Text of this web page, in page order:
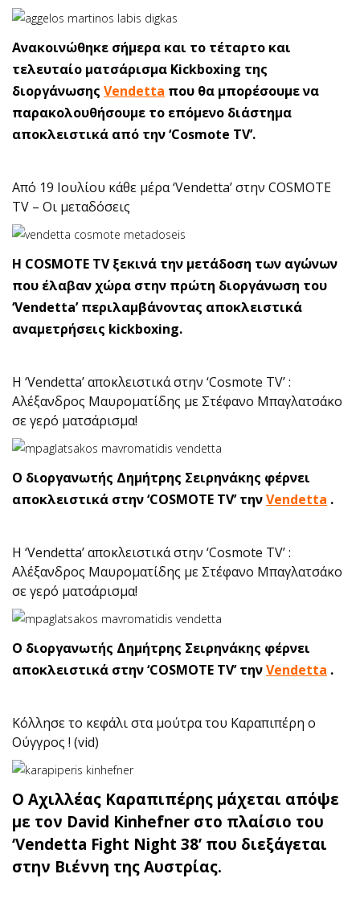
Ανακοινώθηκε σήμερα και το τέταρτο και
τελευταίο ματσάρισμα Kickboxing της
διοργάνωσης Vendetta που θα μπορέσουμε να
παρακολουθήσουμε το επόμενο διάστημα
αποκλειστικά από την ‘Cosmote TV’.
Από 19 Ιουλίου κάθε μέρα ‘Vendetta’ στην COSMOTE
TV – Οι μεταδόσεις
H COSMOTE TV ξεκινά την μετάδοση των αγώνων
που έλαβαν χώρα στην πρώτη διοργάνωση του
‘Vendetta’ περιλαμβάνοντας αποκλειστικά
αναμετρήσεις kickboxing.
Η ‘Vendetta’ αποκλειστικά στην ‘Cosmote TV’ :
Αλέξανδρος Μαυροματίδης με Στέφανο Μπαγλατσάκο
σε γερό ματσάρισμα!
Ο διοργανωτής Δημήτρης Σειρηνάκης φέρνει
αποκλειστικά στην ‘COSMOTE TV’ τηνVendetta .
Η ‘Vendetta’ αποκλειστικά στην ‘Cosmote TV’ :
Αλέξανδρος Μαυροματίδης με Στέφανο Μπαγλατσάκο
σε γερό ματσάρισμα!
Ο διοργανωτής Δημήτρης Σειρηνάκης φέρνει
αποκλειστικά στην ‘COSMOTE TV’ τηνVendetta .
Κόλλησε το κεφάλι στα μούτρα του Καραπιπέρη ο
Ούγγρος ! (vid)
Ο Αχιλλέας Καραπιπέρης μάχεται απόψε
με τον David Kinhefner στο πλαίσιο του
‘Vendetta Fight Night 38’ που διεξάγεται
στην Βιέννη της Αυστρίας.